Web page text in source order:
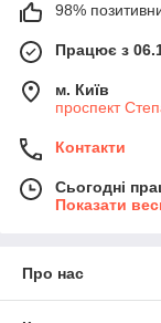
98%
Працює з
м. Київ
проспект
Контакти
Сьогодні
Показати
Про нас